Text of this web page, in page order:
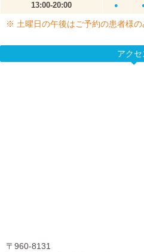
13:00-20:00 ●
※ 土曜日の午後はご予約の患者様の
アクセ
〒960-8131